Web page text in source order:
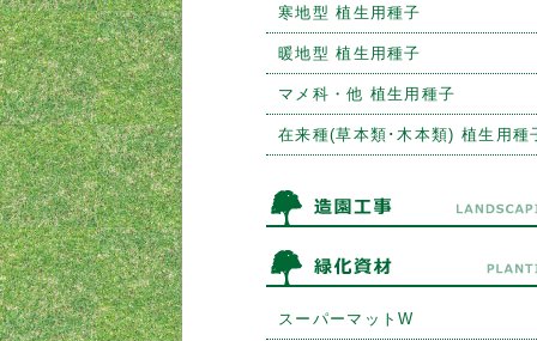
寒地型 植生用種子
暖地型 植生用種子
マメ科・他 植生用種子
在来種(草本類･木本類) 植生用種
スーパーマットW